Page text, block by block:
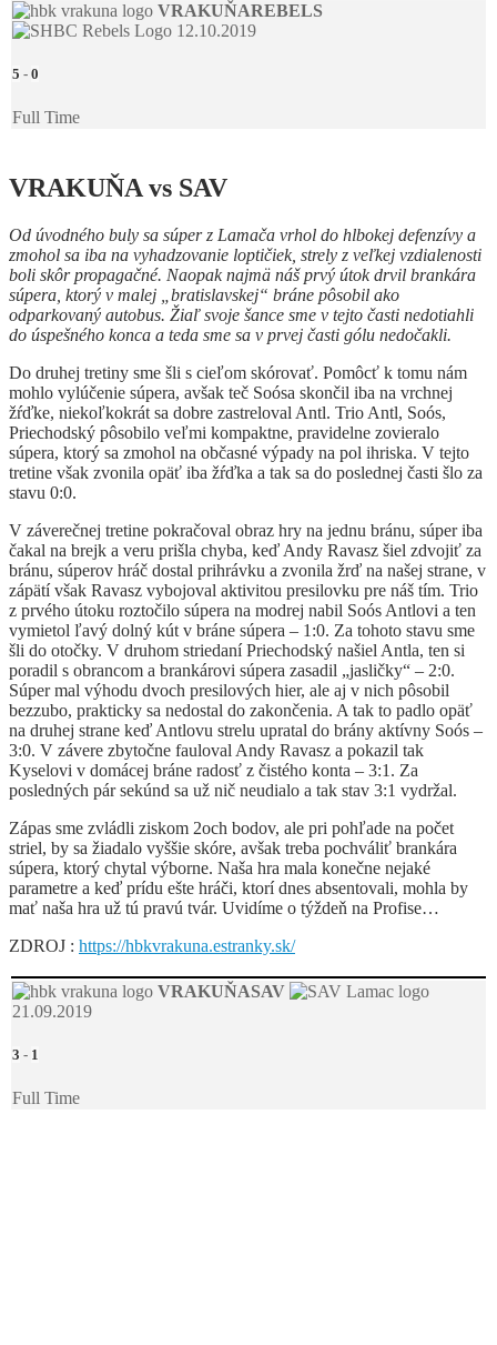
VRAKUŇAREBELS
12.10.2019
5 - 0
Full Time
VRAKUŇA vs SAV
Od úvodného buly sa súper z Lamača vrhol do hlbokej defenzívy a
zmohol sa iba na vyhadzovanie loptičiek, strely z veľkej vzdialenosti
boli skôr propagačné. Naopak najmä náš prvý útok drvil brankára
súpera, ktorý v malej „bratislavskej“ bráne pôsobil ako
odparkovaný autobus. Žiaľ svoje šance sme v tejto časti nedotiahli
do úspešného konca a teda sme sa v prvej časti gólu nedočakli.
Do druhej tretiny sme šli s cieľom skórovať. Pomôcť k tomu nám
mohlo vylúčenie súpera, avšak teč Soósa skončil iba na vrchnej
žŕďke, niekoľkokrát sa dobre zastreloval Antl. Trio Antl, Soós,
Priechodský pôsobilo veľmi kompaktne, pravidelne zovieralo
súpera, ktorý sa zmohol na občasné výpady na pol ihriska. V tejto
tretine však zvonila opäť iba žŕďka a tak sa do poslednej časti šlo za
stavu 0:0.
V záverečnej tretine pokračoval obraz hry na jednu bránu, súper iba
čakal na brejk a veru prišla chyba, keď Andy Ravasz šiel zdvojiť za
bránu, súperov hráč dostal prihrávku a zvonila žrď na našej strane, v
zápätí však Ravasz vybojoval aktivitou presilovku pre náš tím. Trio
z prvého útoku roztočilo súpera na modrej nabil Soós Antlovi a ten
vymietol ľavý dolný kút v bráne súpera – 1:0. Za tohoto stavu sme
šli do otočky. V druhom striedaní Priechodský našiel Antla, ten si
poradil s obrancom a brankárovi súpera zasadil „jasličky“ – 2:0.
Súper mal výhodu dvoch presilových hier, ale aj v nich pôsobil
bezzubo, prakticky sa nedostal do zakončenia. A tak to padlo opäť
na druhej strane keď Antlovu strelu upratal do brány aktívny Soós –
3:0. V závere zbytočne fauloval Andy Ravasz a pokazil tak
Kyselovi v domácej bráne radosť z čistého konta – 3:1. Za
posledných pár sekúnd sa už nič neudialo a tak stav 3:1 vydržal.
Zápas sme zvládli ziskom 2och bodov, ale pri pohľade na počet
striel, by sa žiadalo vyššie skóre, avšak treba pochváliť brankára
súpera, ktorý chytal výborne. Naša hra mala konečne nejaké
parametre a keď prídu ešte hráči, ktorí dnes absentovali, mohla by
mať naša hra už tú pravú tvár. Uvidíme o týždeň na Profise…
ZDROJ : https://hbkvrakuna.estranky.sk/
VRAKUŇASAV
21.09.2019
3 - 1
Full Time